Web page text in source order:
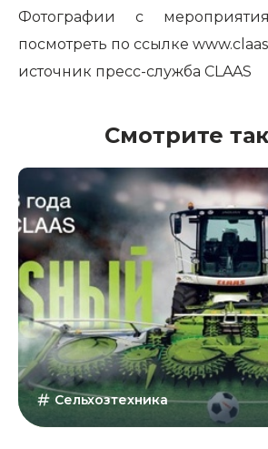
Фотографии с
посмотреть по ссылке
источник пресс-служба CLAAS
Смотрите
Сельхозтехника